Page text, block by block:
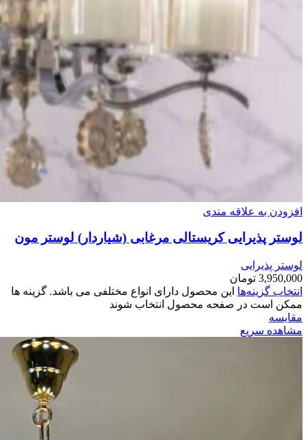
افزودن به علاقه مندی
لوستر پذیرایی کریستالی مرغابی (شیاردار) لوستر مون
لوستر پذیرایی
3,950,000 تومان
انتخاب گزینه‌ها این محصول دارای انواع مختلفی می باشد. گزینه ها
ممکن است در صفحه محصول انتخاب شوند
مقایسه
مشاهده سریع